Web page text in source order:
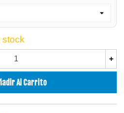
stock
+
Al Carrito